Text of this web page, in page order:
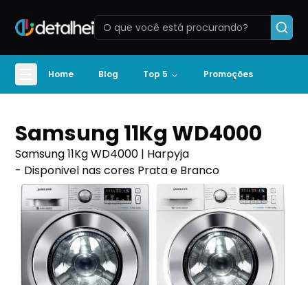
Home Blog Top 5 Promoções
Samsung 11Kg WD4000
Samsung 11Kg WD4000 | Harpyja
- Disponivel nas cores Prata e Branco